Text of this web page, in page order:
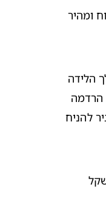
או הרדמה כללית, כהכנה להליך בו יבצע הצוות הרפואי חתך בבטן וברחם, ויוציא את התינוק ואת השליה באופן ידני. אם אכן מתוכנן ניתוח קיסרי, סביר להניח
. ברוב המקרים, מתקיים פיקוח של הרופא/ה שלך, האח/ות או הדיאטנ/ית, יחד איתך, על העלייה במשקל במהלך ההריון.  מרבית המשקל